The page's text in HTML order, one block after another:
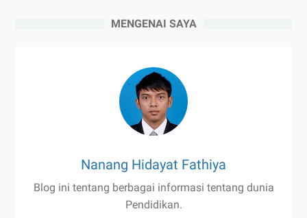
MENGENAI SAYA
Nanang Hidayat Fathiya
Blog ini tentang berbagai informasi tentang dunia
Pendidikan.